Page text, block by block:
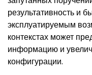
результативность и
эксплуатируемым
контекстах может
информацию и
конфигурации.